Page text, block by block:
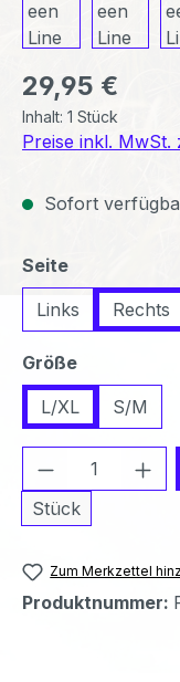
Regulärer Preis:
29,95 €
Inhalt: 1 Stück
Preise inkl. MwSt.
Sofort
Seiteauswählen
Links Rechts
Größeauswählen
L/XL S/M
Produkt
Stück
Zum Merkzettel
Produktnummer: